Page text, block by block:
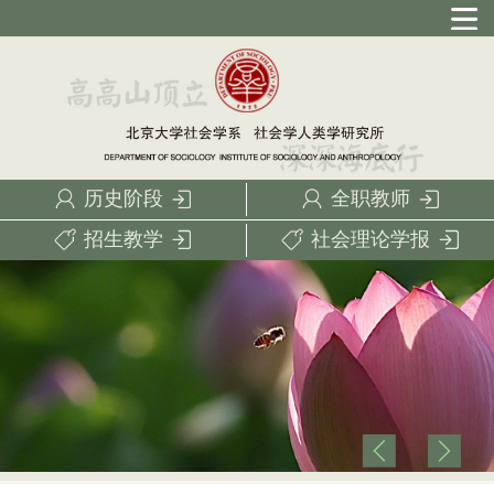
历史阶段
全职教师
招生教学
社会理论学报